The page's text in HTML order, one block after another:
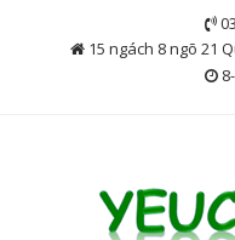
15 ngách 8 ngõ 21